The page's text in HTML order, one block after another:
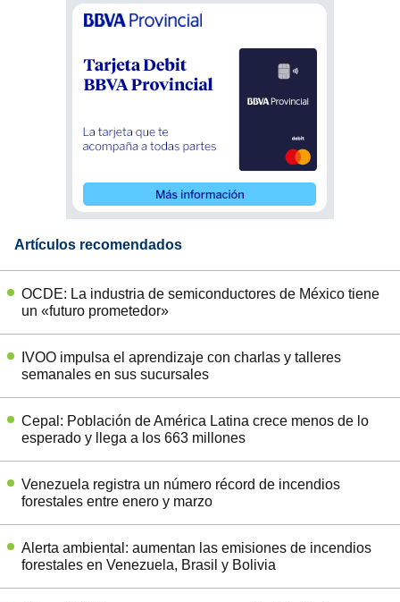
Artículos recomendados
OCDE: La industria de semiconductores de México tiene
un «futuro prometedor»
IVOO impulsa el aprendizaje con charlas y talleres
semanales en sus sucursales
Cepal: Población de América Latina crece menos de lo
esperado y llega a los 663 millones
Venezuela registra un número récord de incendios
forestales entre enero y marzo
Alerta ambiental: aumentan las emisiones de incendios
forestales en Venezuela, Brasil y Bolivia